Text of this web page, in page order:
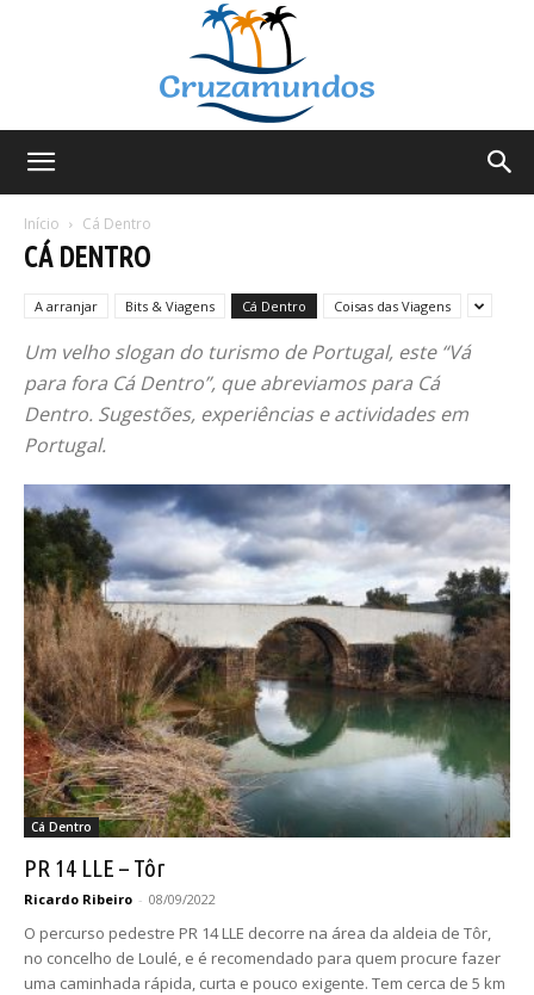
Início Cá Dentro
CÁ DENTRO
A arranjar Bits & Viagens Cá Dentro Coisas das Viagens
Um velho slogan do turismo de Portugal, este “Vá
para fora Cá Dentro”, que abreviamos para Cá
Dentro. Sugestões, experiências e actividades em
Portugal.
Cá Dentro
PR 14 LLE – Tôr
Ricardo Ribeiro - 08/09/2022
O percurso pedestre PR 14 LLE decorre na área da aldeia de Tôr,
no concelho de Loulé, e é recomendado para quem procure fazer
uma caminhada rápida, curta e pouco exigente. Tem cerca de 5 km